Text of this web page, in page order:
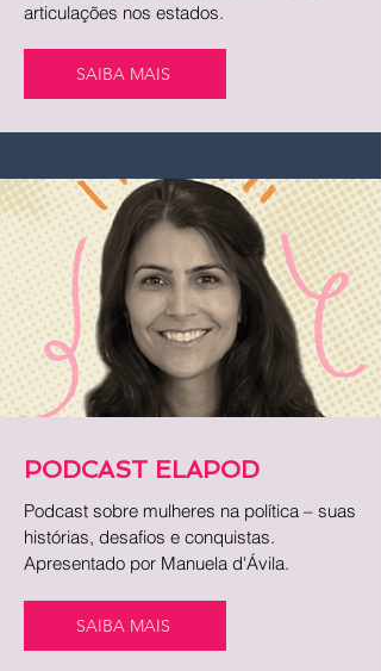
articulações nos estados.
SAIBA MAIS
PODCAST ELAPOD
Podcast sobre mulheres na política – suas
histórias, desafios e conquistas.
Apresentado por Manuela d'Ávila.
SAIBA MAIS